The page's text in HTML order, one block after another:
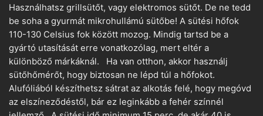
Használhatsz grillsütőt, vagy elektromos sütőt. De ne tedd
be soha a gyurmát mikrohullámú sütőbe! A sütési hőfok
110-130 Celsius fok között mozog. Mindig tartsd be a
gyártó utasítását erre vonatkozólag, mert eltér a
különböző márkáknál. Ha van otthon, akkor használj
sütőhőmérőt, hogy biztosan ne lépd túl a hőfokot.
Alufóliából készíthetsz sátrat az alkotás felé, hogy megóvd
az elszíneződéstől, bár ez leginkább a fehér színnél